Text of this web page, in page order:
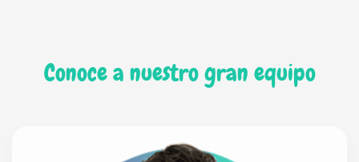
Conoce a nuestro gran equipo